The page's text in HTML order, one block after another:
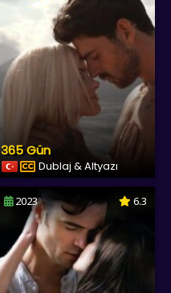
365 Gün
Dublaj & Altyazı
2023 6.3